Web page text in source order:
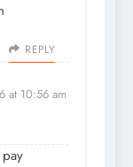
REPLY
at 10:56 am